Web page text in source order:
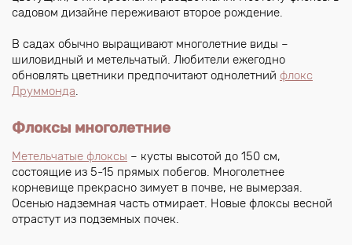
садовом дизайне переживают второе рождение.
В садах обычно выращивают многолетние виды –
шиловидный и метельчатый. Любители ежегодно
обновлять цветники предпочитают однолетний флокс
Друммонда.
Флоксы многолетние
Метельчатые флоксы – кусты высотой до 150 см,
состоящие из 5-15 прямых побегов. Многолетнее
корневище прекрасно зимует в почве, не вымерзая.
Осенью надземная часть отмирает. Новые флоксы весной
отрастут из подземных почек.